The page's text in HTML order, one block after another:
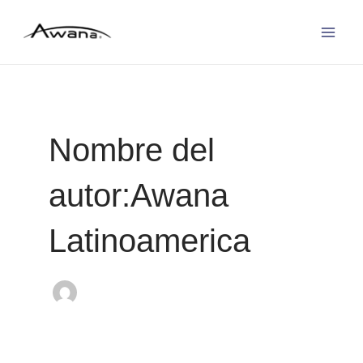
Nombre del
autor:Awana
Latinoamerica
pagination